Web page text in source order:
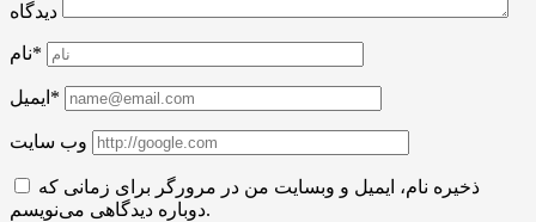
دیدگاه
نام*
ایمیل*
وب سایت
ذخیره نام، ایمیل و وبسایت من در مرورگر برای زمانی که
دوباره دیدگاهی می‌نویسم.